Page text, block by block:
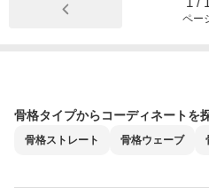
ペー
骨格タイプからコーディネートを
骨格ストレート 骨格ウェーブ